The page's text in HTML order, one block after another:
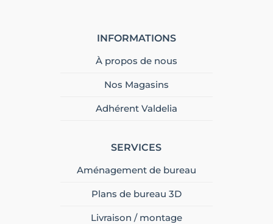
INFORMATIONS
À propos de nous
Nos Magasins
Adhérent Valdelia
SERVICES
Aménagement de bureau
Plans de bureau 3D
Livraison / montage